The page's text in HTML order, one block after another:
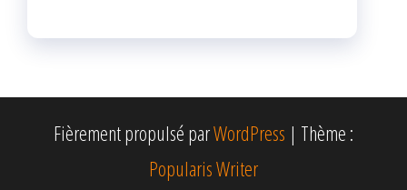
Fièrement propulsé parWordPress | Thème :
Popularis Writer